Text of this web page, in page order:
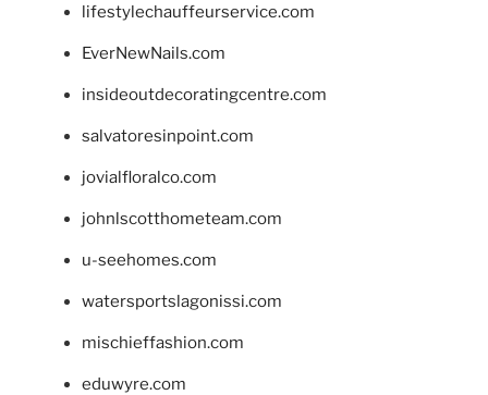
lifestylechauffeurservice.com
EverNewNails.com
insideoutdecoratingcentre.com
salvatoresinpoint.com
jovialfloralco.com
johnlscotthometeam.com
u-seehomes.com
watersportslagonissi.com
mischieffashion.com
eduwyre.com